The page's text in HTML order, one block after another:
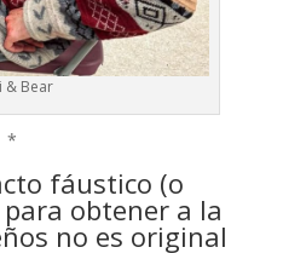
& Bear
*
fáustico (o
obtener a la
no es original